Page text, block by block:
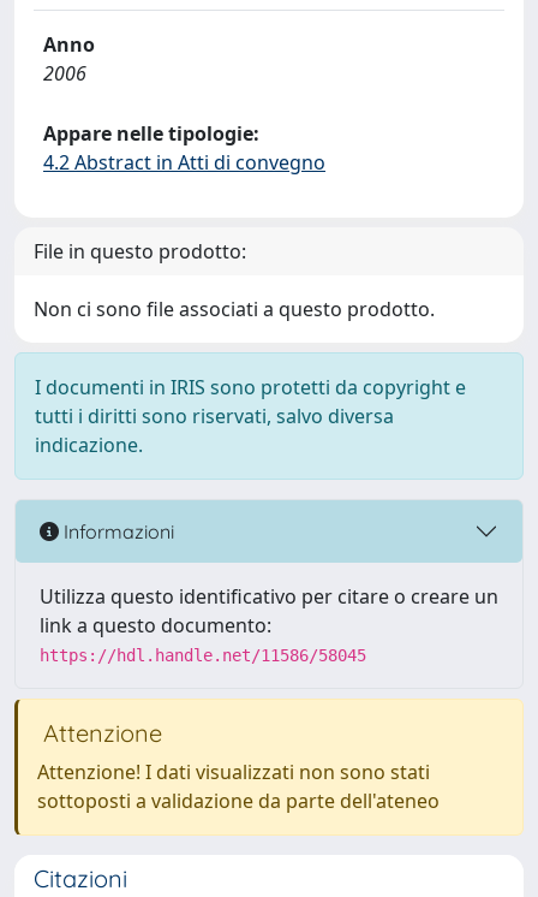
Anno
2006
Appare nelle tipologie:
4.2 Abstract in Atti di convegno
File in questo prodotto:
Non ci sono file associati a questo prodotto.
I documenti in IRIS sono protetti da copyright e
tutti i diritti sono riservati, salvo diversa
indicazione.
Informazioni
Utilizza questo identificativo per citare o creare un
link a questo documento:
https://hdl.handle.net/11586/58045
Attenzione
Attenzione! I dati visualizzati non sono stati
sottoposti a validazione da parte dell'ateneo
Citazioni